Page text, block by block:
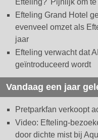
Efteling? 'Pijnlijk om
Efteling Grand Hotel
evenveel omzet als
jaar
Efteling verwacht dat
geïntroduceerd wordt
Vandaag een jaar
Pretparkfan verkoopt
Video: Efteling-
door dichte mist bij